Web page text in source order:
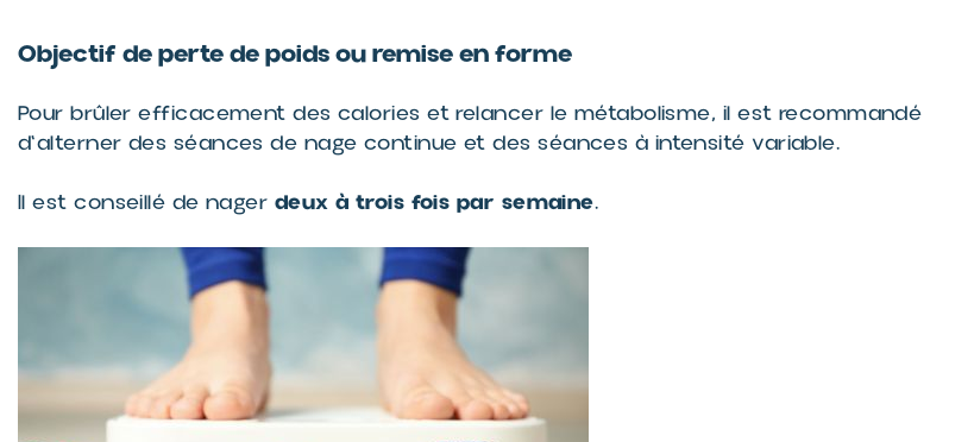
Objectif de perte de poids ou remise en forme
Pour brûler efficacement des calories et relancer le métabolisme, il est recommandé
d'alterner des séances de nage continue et des séances à intensité variable.
Il est conseillé de nager deux à trois fois par semaine.